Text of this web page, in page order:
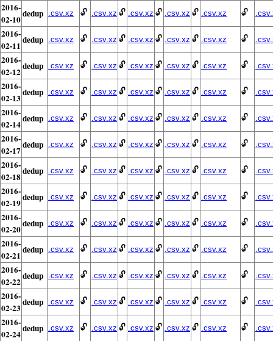
2016-
02-10dedup .csv.xz 🔓 .csv.xz 🔓 .csv.xz 🔓 .csv.xz 🔓 .csv.xz 🔓
2016-
02-11 dedup .csv.xz 🔓 .csv.xz 🔓 .csv.xz 🔓 .csv.xz 🔓 .csv.xz 🔓
2016-
02-12dedup .csv.xz 🔓 .csv.xz 🔓 .csv.xz 🔓 .csv.xz 🔓 .csv.xz 🔓
2016-
02-13dedup .csv.xz 🔓 .csv.xz 🔓 .csv.xz 🔓 .csv.xz 🔓 .csv.xz 🔓
2016-
02-14dedup .csv.xz 🔓 .csv.xz 🔓 .csv.xz 🔓 .csv.xz 🔓 .csv.xz 🔓
2016-
02-17dedup .csv.xz 🔓 .csv.xz 🔓 .csv.xz 🔓 .csv.xz 🔓 .csv.xz 🔓
2016-
02-18dedup .csv.xz 🔓 .csv.xz 🔓 .csv.xz 🔓 .csv.xz 🔓 .csv.xz 🔓
2016-
02-19dedup .csv.xz 🔓 .csv.xz 🔓 .csv.xz 🔓 .csv.xz 🔓 .csv.xz 🔓
2016-
02-20dedup .csv.xz 🔓 .csv.xz 🔓 .csv.xz 🔓 .csv.xz 🔓 .csv.xz 🔓
2016-
02-21 dedup .csv.xz 🔓 .csv.xz 🔓 .csv.xz 🔓 .csv.xz 🔓 .csv.xz 🔓
2016-
02-22dedup .csv.xz 🔓 .csv.xz 🔓 .csv.xz 🔓 .csv.xz 🔓 .csv.xz 🔓
2016-
02-23dedup .csv.xz 🔓 .csv.xz 🔓 .csv.xz 🔓 .csv.xz 🔓 .csv.xz 🔓
2016-
02-24dedup .csv.xz 🔓 .csv.xz 🔓 .csv.xz 🔓 .csv.xz 🔓 .csv.xz 🔓